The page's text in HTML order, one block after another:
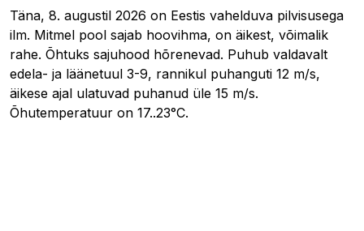
Täna, 8. augustil 2026 on Eestis vahelduva pilvisusega
ilm. Mitmel pool sajab hoovihma, on äikest, võimalik
rahe. Õhtuks sajuhood hõrenevad. Puhub valdavalt
edela- ja läänetuul 3-9, rannikul puhanguti 12 m/s,
äikese ajal ulatuvad puhanud üle 15 m/s.
Õhutemperatuur on 17..23°C.